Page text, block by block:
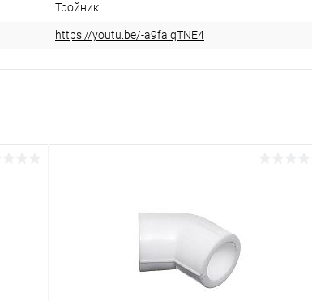
Тройник
https://youtu.be/-a9faiqTNE4